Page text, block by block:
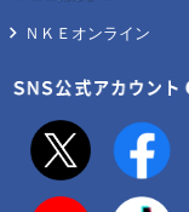
ＮＫＥオンライン